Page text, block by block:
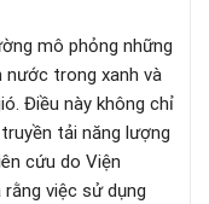
mô phỏng những
nước trong xanh và
Điều này không chỉ
tải năng lượng
cứu do Viện
việc sử dụng